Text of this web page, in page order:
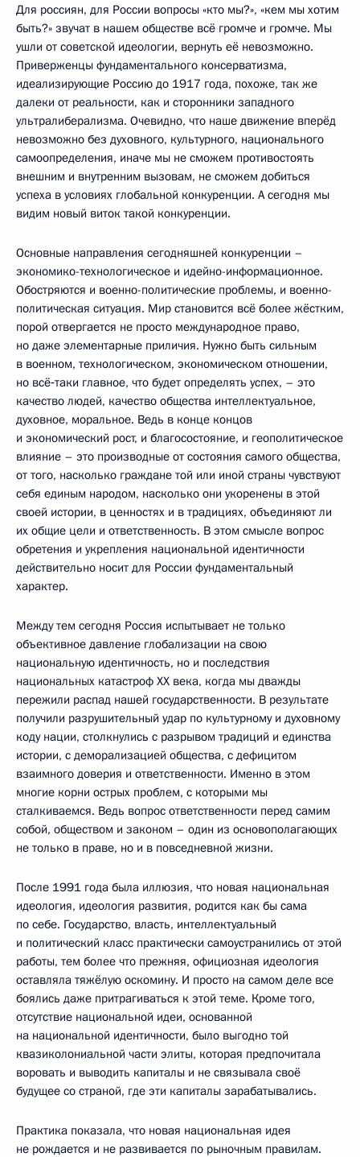
Для россиян, для России вопросы «кто мы?», «кем мы хотим
быть?» звучат в нашем обществе всё громче и громче. Мы
ушли от советской идеологии, вернуть её невозможно.
Приверженцы фундаментального консерватизма,
идеализирующие Россию до 1917 года, похоже, так же
далеки от реальности, как и сторонники западного
ультралиберализма. Очевидно, что наше движение вперёд
невозможно без духовного, культурного, национального
самоопределения, иначе мы не сможем противостоять
внешним и внутренним вызовам, не сможем добиться
успеха в условиях глобальной конкуренции. А сегодня мы
видим новый виток такой конкуренции.
Основные направления сегодняшней конкуренции –
экономико-технологическое и идейно-информационное.
Обостряются и военно-политические проблемы, и военно-
политическая ситуация. Мир становится всё более жёстким,
порой отвергается не просто международное право,
но даже элементарные приличия. Нужно быть сильным
в военном, технологическом, экономическом отношении,
но всё‑таки главное, что будет определять успех, – это
качество людей, качество общества интеллектуальное,
духовное, моральное. Ведь в конце концов
и экономический рост, и благосостояние, и геополитическое
влияние – это производные от состояния самого общества,
от того, насколько граждане той или иной страны чувствуют
себя единым народом, насколько они укоренены в этой
своей истории, в ценностях и в традициях, объединяют ли
их общие цели и ответственность. В этом смысле вопрос
обретения и укрепления национальной идентичности
действительно носит для России фундаментальный
характер.
Между тем сегодня Россия испытывает не только
объективное давление глобализации на свою
национальную идентичность, но и последствия
национальных катастроф ХХ века, когда мы дважды
пережили распад нашей государственности. В результате
получили разрушительный удар по культурному и духовному
коду нации, столкнулись с разрывом традиций и единства
истории, с деморализацией общества, с дефицитом
взаимного доверия и ответственности. Именно в этом
многие корни острых проблем, с которыми мы
сталкиваемся. Ведь вопрос ответственности перед самим
собой, обществом и законом – один из основополагающих
не только в праве, но и в повседневной жизни.
После 1991 года была иллюзия, что новая национальная
идеология, идеология развития, родится как бы сама
по себе. Государство, власть, интеллектуальный
и политический класс практически самоустранились от этой
работы, тем более что прежняя, официозная идеология
оставляла тяжёлую оскомину. И просто на самом деле все
боялись даже притрагиваться к этой теме. Кроме того,
отсутствие национальной идеи, основанной
на национальной идентичности, было выгодно той
квазиколониальной части элиты, которая предпочитала
воровать и выводить капиталы и не связывала своё
будущее со страной, где эти капиталы зарабатывались.
Практика показала, что новая национальная идея
не рождается и не развивается по рыночным правилам.